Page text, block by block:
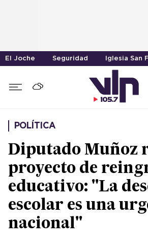
El Joche Seguridad Iglesia San
POLÍTICA
Diputado Muñoz
proyecto de
educativo: "La
escolar es una
nacional"